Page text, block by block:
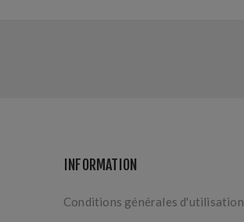
INFORMATION
Conditions générales d'utilisation